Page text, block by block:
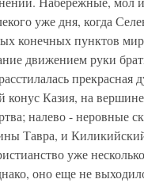
уже дня, когда
конечных пунктов
движением руки
прекрасная
Казия, на
налево - неровные
Тавра, и
уже
оно еще не